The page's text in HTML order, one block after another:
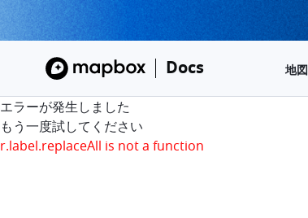
Docs 地図
エラーが発生しました
もう一度試してください
r.label.replaceAll is not a function